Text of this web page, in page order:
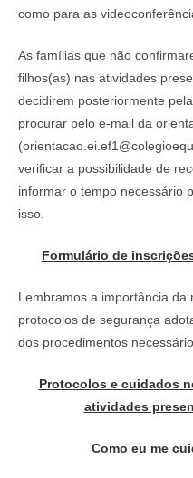
como para as
As famílias que não
filhos(as) nas atividades
decidirem posteriormente
procurar pelo e-mail da
verificar a possibilidade de
informar o tempo necessário
isso.
Formulário de
Lembramos a importância
protocolos de segurança
dos procedimentos
Protocolos e cuidados
atividades
Como eu me